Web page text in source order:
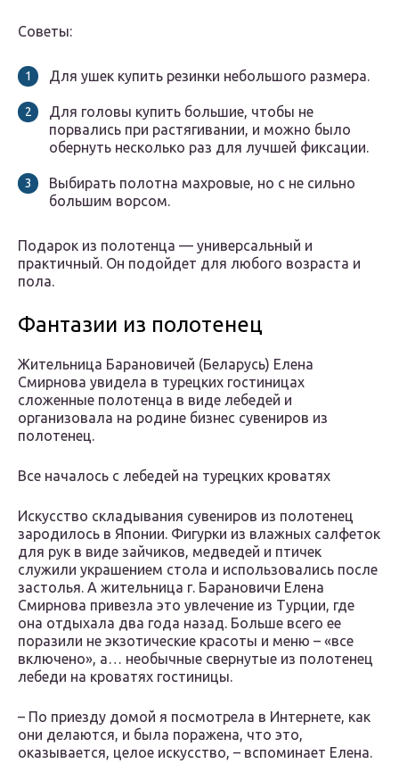
Советы:
Для ушек купить резинки небольшого размера.
Для головы купить большие, чтобы не
порвались при растягивании, и можно было
обернуть несколько раз для лучшей фиксации.
Выбирать полотна махровые, но с не сильно
большим ворсом.
Подарок из полотенца — универсальный и
практичный. Он подойдет для любого возраста и
пола.
Фантазии из полотенец
Жительница Барановичей (Беларусь) Елена
Смирнова увидела в турецких гостиницах
сложенные полотенца в виде лебедей и
организовала на родине бизнес сувениров из
полотенец.
Все началось с лебедей на турецких кроватях
Искусство складывания сувениров из полотенец
зародилось в Японии. Фигурки из влажных салфеток
для рук в виде зайчиков, медведей и птичек
служили украшением стола и использовались после
застолья. А жительница г. Барановичи Елена
Смирнова привезла это увлечение из Турции, где
она отдыхала два года назад. Больше всего ее
поразили не экзотические красоты и меню – «все
включено», а… необычные свернутые из полотенец
лебеди на кроватях гостиницы.
– По приезду домой я посмотрела в Интернете, как
они делаются, и была поражена, что это,
оказывается, целое искусство, – вспоминает Елена.